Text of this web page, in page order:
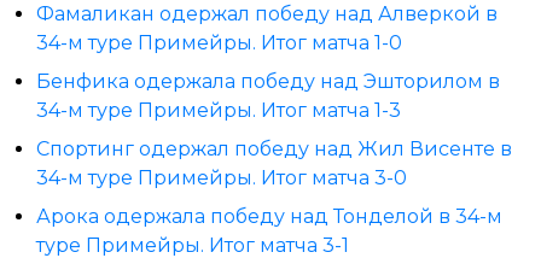
Фамаликан одержал победу над Алверкой в
34-м туре Примейры. Итог матча 1-0
Бенфика одержала победу над Эшторилом в
34-м туре Примейры. Итог матча 1-3
Спортинг одержал победу над Жил Висенте в
34-м туре Примейры. Итог матча 3-0
Арока одержала победу над Тонделой в 34-м
туре Примейры. Итог матча 3-1